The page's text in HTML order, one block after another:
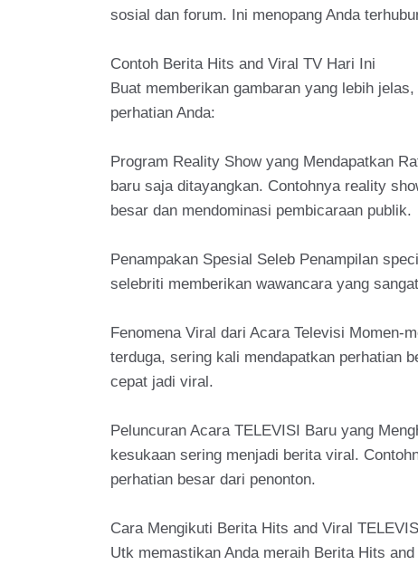
sosial dan forum. Ini menopang Anda
Contoh Berita Hits and Viral TV Hari Ini
Buat memberikan gambaran yang lebih
perhatian Anda:
Program Reality Show yang Mendapatkan
baru saja ditayangkan. Contohnya reality
besar dan mendominasi pembicaraan publik.
Penampakan Spesial Seleb Penampilan
selebriti memberikan wawancara yang
Fenomena Viral dari Acara Televisi Momen-
terduga, sering kali mendapatkan perhatian
cepat jadi viral.
Peluncuran Acara TELEVISI Baru yang
kesukaan sering menjadi berita viral.
perhatian besar dari penonton.
Cara Mengikuti Berita Hits and Viral
Utk memastikan Anda meraih Berita Hits